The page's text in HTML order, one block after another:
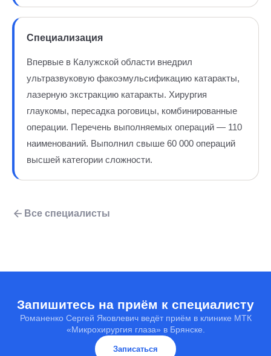
Специализация
Впервые в Калужской области внедрил
ультразвуковую факоэмульсификацию катаракты,
лазерную экстракцию катаракты. Хирургия
глаукомы, пересадка роговицы, комбинированные
операции. Перечень выполняемых операций — 110
наименований. Выполнил свыше 60 000 операций
высшей категории сложности.
Все специалисты
Запишитесь на приём к специалисту
Романенко Сергей Яковлевич ведёт приём в клинике МТК
«Микрохирургия глаза» в Брянске.
Записаться